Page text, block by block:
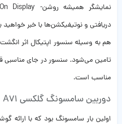
هم به وسیله سنسور اپتیکال اثر
تامین می‌شود. سنسور در جای مناسبی
مناسب است.
دوربین سامسونگ گلکسی A71
اولین بار سامسونگ بود که با ارائه